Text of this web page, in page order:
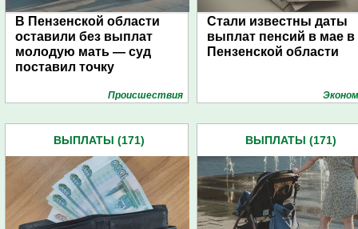
В Пензенской области
оставили без выплат
молодую мать — суд
поставил точку
Проиcшествия
Стали известны даты
выплат пенсий в мае в
Пензенской области
ВЫПЛАТЫ (171) ВЫПЛАТЫ (171)